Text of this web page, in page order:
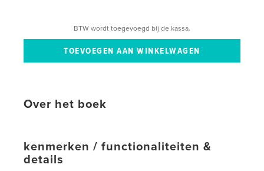
BTW wordt toegevoegd bij de kassa.
Over het boek
kenmerken / functionaliteiten &
details